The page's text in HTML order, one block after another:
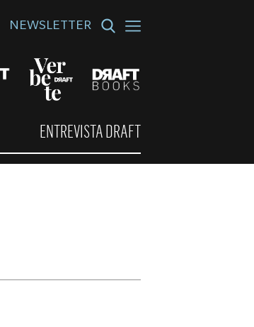
NEWSLETTER
ENTREVISTA DRAFT